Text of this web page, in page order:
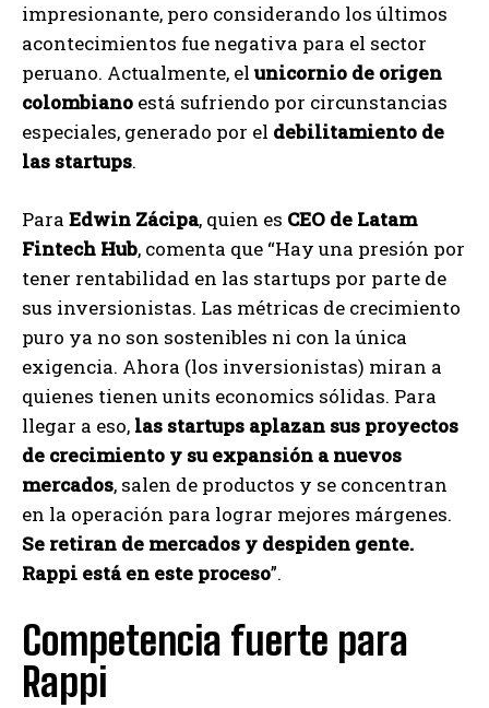
impresionante, pero considerando los últimos
acontecimientos fue negativa para el sector
peruano. Actualmente, el unicornio de origen
colombiano está sufriendo por circunstancias
especiales, generado por el debilitamiento de
las startups.
Para Edwin Zácipa, quien es CEO de Latam
Fintech Hub, comenta que “Hay una presión por
tener rentabilidad en las startups por parte de
sus inversionistas. Las métricas de crecimiento
puro ya no son sostenibles ni con la única
exigencia. Ahora (los inversionistas) miran a
quienes tienen units economics sólidas. Para
llegar a eso, las startups aplazan sus proyectos
de crecimiento y su expansión a nuevos
mercados, salen de productos y se concentran
en la operación para lograr mejores márgenes.
Se retiran de mercados y despiden gente.
Rappi está en este proceso”.
Competencia fuerte para
Rappi